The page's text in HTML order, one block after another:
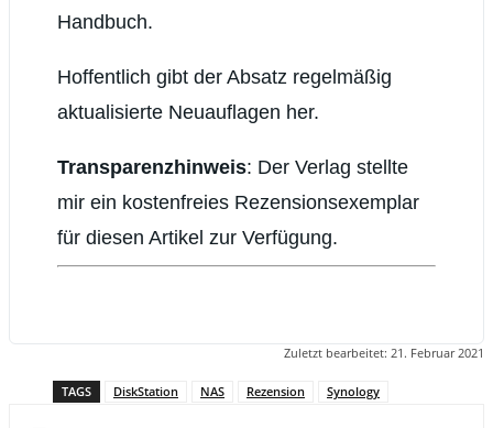
Handbuch.
Hoffentlich gibt der Absatz regelmäßig
aktualisierte Neuauflagen her.
Transparenzhinweis: Der Verlag stellte
mir ein kostenfreies Rezensionsexemplar
für diesen Artikel zur Verfügung.
Zuletzt bearbeitet: 21. Februar 2021
TAGS DiskStation NAS Rezension Synology